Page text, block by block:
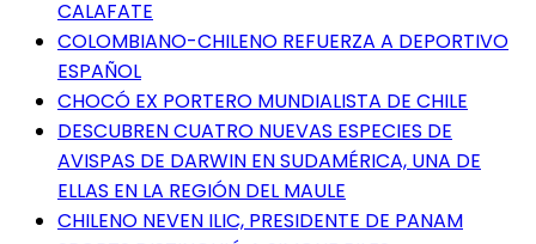
CALAFATE
COLOMBIANO-CHILENO REFUERZA A DEPORTIVO
ESPAÑOL
CHOCÓ EX PORTERO MUNDIALISTA DE CHILE
DESCUBREN CUATRO NUEVAS ESPECIES DE
AVISPAS DE DARWIN EN SUDAMÉRICA, UNA DE
ELLAS EN LA REGIÓN DEL MAULE
CHILENO NEVEN ILIC, PRESIDENTE DE PANAM